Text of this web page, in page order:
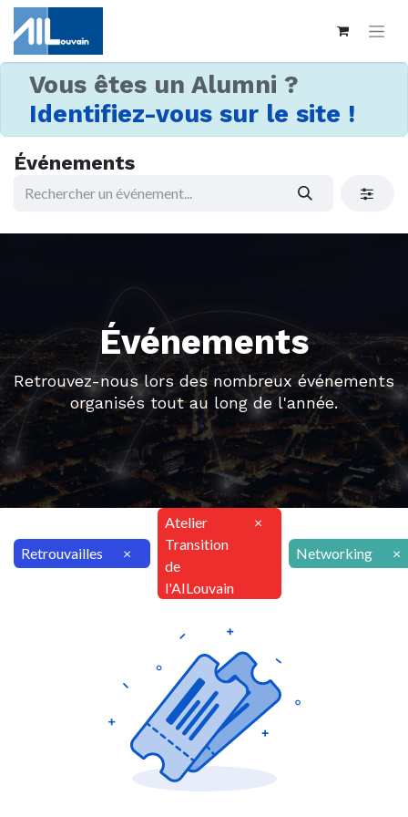
Vous êtes un Alumni ?
Identifiez-vous sur le site !
Événements
Événements
Retrouvez-nous lors des nombreux événements
organisés tout au long de l'année.
Retrouvailles ×
Atelier
Transition
de
l'AILouvain
×
Networking
×